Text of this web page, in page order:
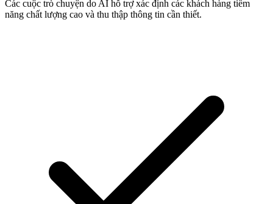
Các cuộc trò chuyện do AI hỗ trợ xác định các khách hàng tiềm
năng chất lượng cao và thu thập thông tin cần thiết.